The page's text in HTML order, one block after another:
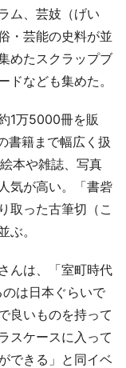
ム、芸妓（げい
・芸能の史料が並
めたスクラップブ
ドなども集めた。
1万5000冊を販
書籍まで幅広く扱
本や雑誌、写真
気が高い。「書砦
取った古筆切（こ
ぶ。
んは、「室町時代
は日本ぐらいで
良いものを持って
スケースに入って
できる」と同イベ